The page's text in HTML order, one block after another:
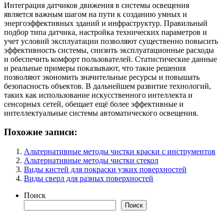
Интеграция датчиков движения в системы освещения
является важным шагом на пути к созданию умных и
энергоэффективных зданий и инфраструктур. Правильный
подбор типа датчика, настройка технических параметров и
учет условий эксплуатации позволяют существенно повысить
эффективность системы, снизить эксплуатационные расходы
и обеспечить комфорт пользователей. Статистические данные
и реальные примеры показывают, что такие решения
позволяют экономить значительные ресурсы и повышать
безопасность объектов. В дальнейшем развитие технологий,
таких как использование искусственного интеллекта и
сенсорных сетей, обещает ещё более эффективные и
интеллектуальные системы автоматического освещения.
Похожие записи:
Альтернативные методы чистки краски с инструментов
Альтернативные методы чистки стекол
Виды кистей для покраски узких поверхностей
Виды сверл для разных поверхностей
Поиск
Поиск